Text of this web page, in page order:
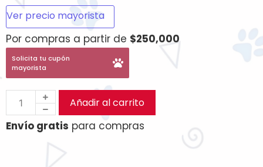
Ver precio mayorista
Por compras a partir de $250,000
Solicita tu cupón
mayorista
Añadir al carrito
Envío gratis para compras